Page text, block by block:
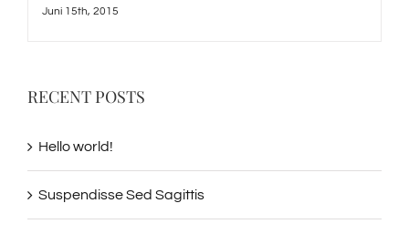
Juni 15th, 2015
RECENT POSTS
Hello world!
Suspendisse Sed Sagittis